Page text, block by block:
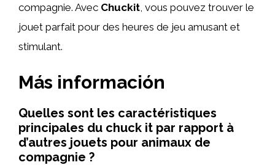
compagnie. Avec Chuckit , vous pouvez trouver le
jouet parfait pour des heures de jeu amusant et
stimulant.
Más información
Quelles sont les caractéristiques
principales du chuck it par rapport à
d’autres jouets pour animaux de
compagnie ?